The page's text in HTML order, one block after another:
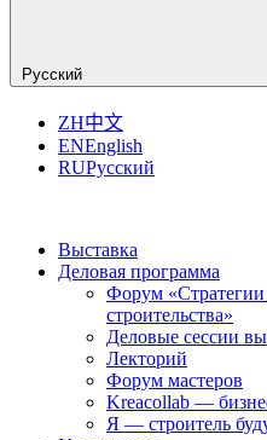
Русский
ZH中文
ENEnglish
RUРусский
Выставка
Деловая программа
Форум «Стратегии
строительства»
Деловые сессии
Лекторий
Форум мастеров
Kreacollab —
Я — строитель